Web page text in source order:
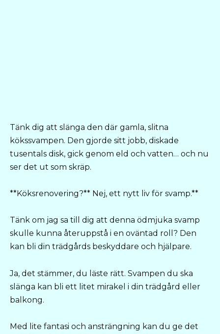
Tänk dig att slänga den där gamla, slitna
kökssvampen. Den gjorde sitt jobb, diskade
tusentals disk, gick genom eld och vatten… och nu
ser det ut som skräp.
**Köksrenovering?** Nej, ett nytt liv för svamp.**
Tänk om jag sa till dig att denna ödmjuka svamp
skulle kunna återuppstå i en oväntad roll? Den
kan bli din trädgårds beskyddare och hjälpare.
Ja, det stämmer, du läste rätt. Svampen du ska
slänga kan bli ett litet mirakel i din trädgård eller
balkong.
Med lite fantasi och ansträngning kan du ge det